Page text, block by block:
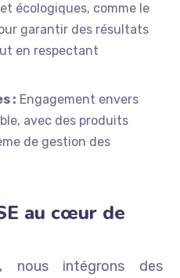
écologiques, comme le
garantir des résultats
en respectant
: Engagement envers
avec des produits
de gestion des
au cœur de
nous intégrons des